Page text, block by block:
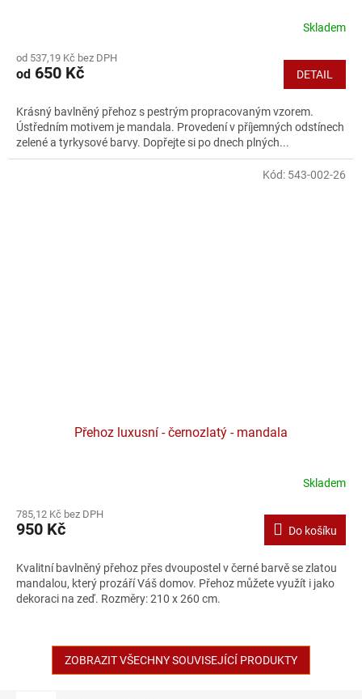
Skladem
od 537,19 Kč bez DPH
od 650 Kč DETAIL
Krásný bavlněný přehoz s pestrým propracovaným vzorem.
Ústředním motivem je mandala. Provedení v příjemných odstínech
zelené a tyrkysové barvy. Dopřejte si po dnech plných...
Přehoz luxusní - černozlatý - mandala
Skladem
785,12 Kč bez DPH
950 Kč Do košíku
Kvalitní bavlněný přehoz přes dvoupostel v černé barvě se zlatou
mandalou, který prozáří Váš domov. Přehoz můžete využít i jako
dekoraci na zeď. Rozměry: 210 x 260 cm.
Kód: 543-002-26
ZOBRAZIT VŠECHNY SOUVISEJÍCÍ PRODUKTY